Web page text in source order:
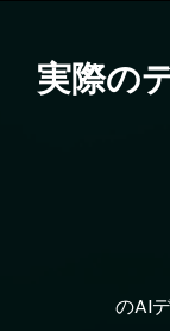
Text
実際の
のAI